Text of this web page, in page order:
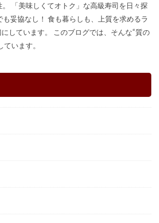
「美味しくてオトク」な高級寿司を日々探
も妥協なし！ 食も暮らしも、上質を求めるラ
しています。 このブログでは、そんな“質の
います。